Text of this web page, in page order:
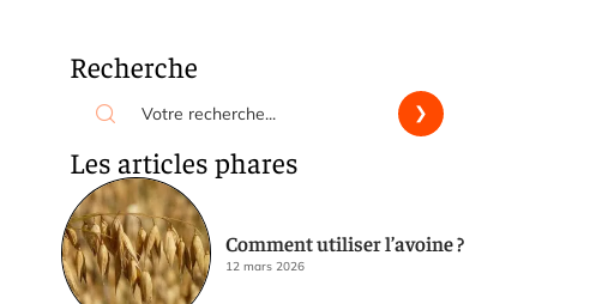
Recherche
Les articles phares
Comment utiliser l’avoine ?
12 mars 2026